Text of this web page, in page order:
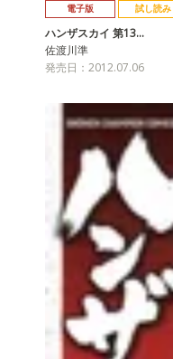
電子版 試し読み
ハンザスカイ 第13…
佐渡川準
発売日：2012.07.06